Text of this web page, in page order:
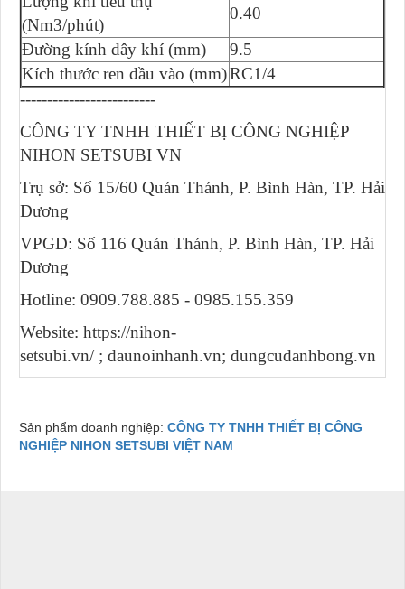
(Nm3/phút)
0.40
Đường kính dây khí (mm)
9.5
Kích thước ren đầu vào (mm)RC1/4
-------------------------
CÔNG TY TNHH THIẾT BỊ CÔNG NGHIỆP
NIHON SETSUBI VN
Trụ sở: Số 15/60 Quán Thánh, P. Bình Hàn, TP. Hải
Dương
VPGD: Số 116 Quán Thánh, P. Bình Hàn, TP. Hải
Dương
Hotline: 0909.788.885 - 0985.155.359
Website: https://nihon-
setsubi.vn/ ; daunoinhanh.vn; dungcudanhbong.vn
Sản phẩm doanh nghiệp: CÔNG TY TNHH THIẾT BỊ CÔNG
NGHIỆP NIHON SETSUBI VIỆT NAM